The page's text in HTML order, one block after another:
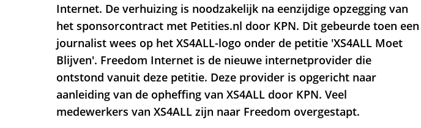
Internet. De verhuizing is noodzakelijk na eenzijdige opzegging van
het sponsorcontract met Petities.nl door KPN. Dit gebeurde toen een
journalist wees op het XS4ALL-logo onder de petitie 'XS4ALL Moet
Blijven'. Freedom Internet is de nieuwe internetprovider die
ontstond vanuit deze petitie. Deze provider is opgericht naar
aanleiding van de opheffing van XS4ALL door KPN. Veel
medewerkers van XS4ALL zijn naar Freedom overgestapt.